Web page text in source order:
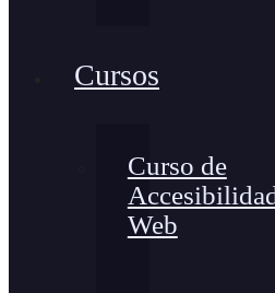
Cursos
Curso de
Web